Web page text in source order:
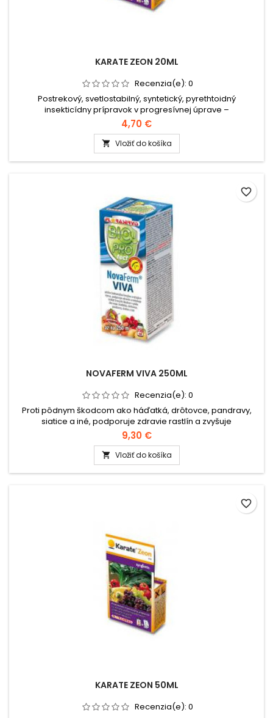
KARATE ZEON 20ML
Recenzia(e): 0
Postrekový, svetlostabilný, syntetický, pyrethtoidný
insekticídny prípravok v progresívnej úprave –
mikroenkapsulát (CS), určený na ochranu
poľnohospodárskych plodín proti cicavým a žravým
škodcom.Balenie: 20ml
4,70 €
 Vložiť do košíka
NOVAFERM VIVA 250ML
Recenzia(e): 0
Proti pôdnym škodcom ako háďatká, drôtovce, pandravy,
siatice a iné, podporuje zdravie rastlín a zvyšuje
výnos.Balenie: 250 ml.
9,30 €
 Vložiť do košíka
favorite_border
KARATE ZEON 50ML
Recenzia(e): 0
favorite_border